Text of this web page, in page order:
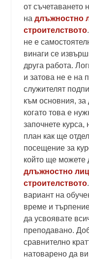
от съчетаването
на длъжностно
строителството
не е
винаги се
друга работа.
и затова не е на
служителят
към основния, за
когато това е
започнете
план как ще
посещение за
който ще можете
длъжностно
строителството
вариант на
време и
да усвоявате
преподавано.
сравнително
натоварено да